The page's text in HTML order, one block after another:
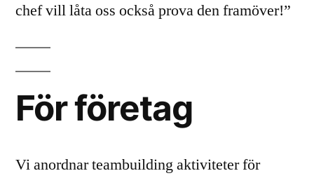
chef vill låta oss också prova den framöver!”
För företag
Vi anordnar teambuilding aktiviteter för